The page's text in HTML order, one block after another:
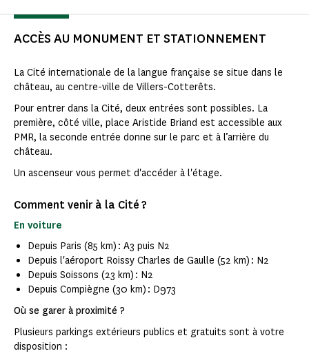
ACCÈS AU MONUMENT ET STATIONNEMENT
La Cité internationale de la langue française se situe dans le
château, au centre-ville de Villers-Cotterêts.
Pour entrer dans la Cité, deux entrées sont possibles. La
première, côté ville, place Aristide Briand est accessible aux
PMR, la seconde entrée donne sur le parc et à l’arrière du
château.
Un ascenseur vous permet d'accéder à l'étage.
Comment venir à la Cité ?
En voiture
Depuis Paris (85 km) : A3 puis N2
Depuis l'aéroport Roissy Charles de Gaulle (52 km) : N2
Depuis Soissons (23 km) : N2
Depuis Compiègne (30 km) : D973
Où se garer à proximité ?
Plusieurs parkings extérieurs publics et gratuits sont à votre
disposition :